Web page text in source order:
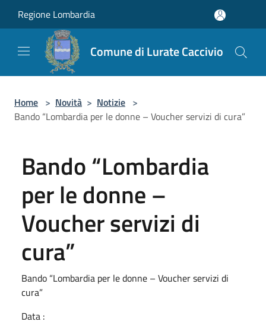
Regione Lombardia
Comune di Lurate Caccivio
Home > Novità > Notizie >
Bando “Lombardia per le donne – Voucher servizi di cura”
Bando “Lombardia
per le donne –
Voucher servizi di
cura”
Bando “Lombardia per le donne – Voucher servizi di
cura”
Data :